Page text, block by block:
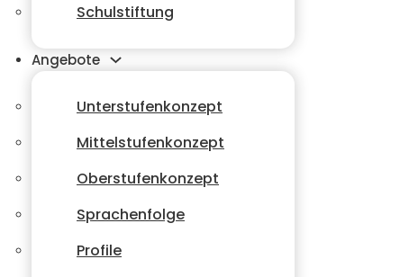
Schulstiftung
Angebote
Unterstufenkonzept
Mittelstufenkonzept
Oberstufenkonzept
Sprachenfolge
Profile